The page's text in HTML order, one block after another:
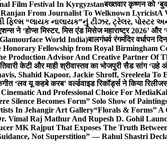
Film Festival In Kyrgyzstanबख्तवार कृष्णन को
From Journalist To Welknown LyricistA
ફિલ્મ “લાયક નાલાયક”નું ટીઝર, ટ્રેલર, પોસ્ટર
ने ‘होप्स मिस्टर, मिस एंड मिसेज महाराष्ट्र 2026’ और
World India)बालगंधर्व रंगमंदिर वर्धापन
Honorary Fellowship from Royal Birmingham
Production Advisor And Creative Partner Of
केटी और माही श्रीवास्तव का भोजपुरी सैड सांग ‘उहे
Shahid Kapoor, Jackie Shroff, Sreeleela
‘लव यू कहबे करब’ वर्ल्डवाइड रिकॉर्ड्स ने किया रिलीज
And Professional Choice For Media
Silence Becomes Form” Solo Show of
In Jehangir Art Gallery“Florals & Forms” A
Vimal Raj Mathur And Rupesh D. Gohil
MK Rajput That Exposes The Truth
Not Superstition” — Rahul Shastri